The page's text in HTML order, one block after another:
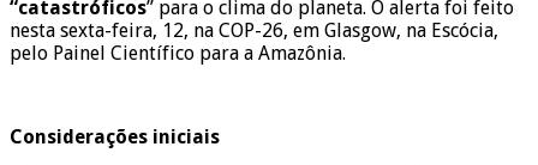
“catastróficos” para o clima do planeta. O alerta foi feito
nesta sexta-feira, 12, na COP-26, em Glasgow, na Escócia,
pelo Painel Científico para a Amazônia.
Considerações iniciais